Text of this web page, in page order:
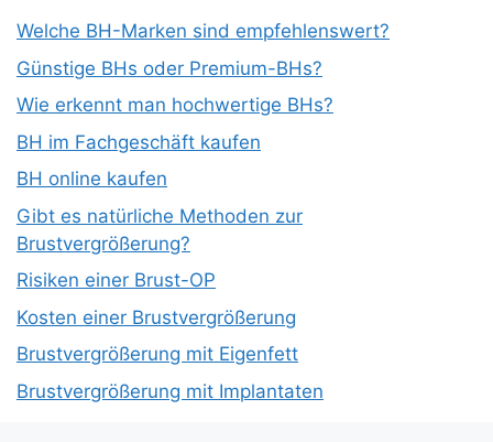
Welche BH-Marken sind empfehlenswert?
Günstige BHs oder Premium-BHs?
Wie erkennt man hochwertige BHs?
BH im Fachgeschäft kaufen
BH online kaufen
Gibt es natürliche Methoden zur
Brustvergrößerung?
Risiken einer Brust-OP
Kosten einer Brustvergrößerung
Brustvergrößerung mit Eigenfett
Brustvergrößerung mit Implantaten